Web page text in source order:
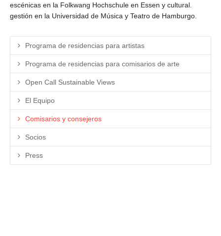
escénicas en la Folkwang Hochschule en Essen y cultural.
gestión en la Universidad de Música y Teatro de Hamburgo.
Programa de residencias para artistas
Programa de residencias para comisarios de arte
Open Call Sustainable Views
El Equipo
Comisarios y consejeros
Socios
Press